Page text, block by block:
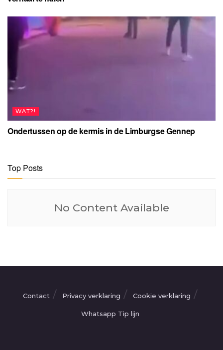
WAT?!
Ondertussen op de kermis in de Limburgse Gennep
Top Posts
No Content Available
Contact Privacy verklaring Cookie verklaring
Whatsapp Tip lijn